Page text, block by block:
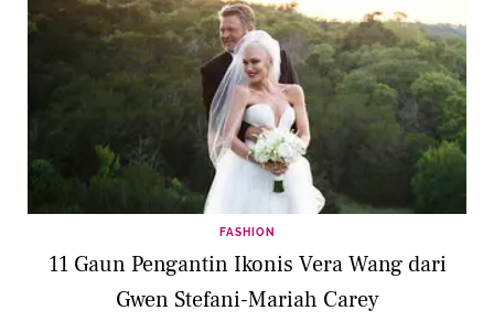
FASHION
11 Gaun Pengantin Ikonis Vera Wang dari
Gwen Stefani-Mariah Carey